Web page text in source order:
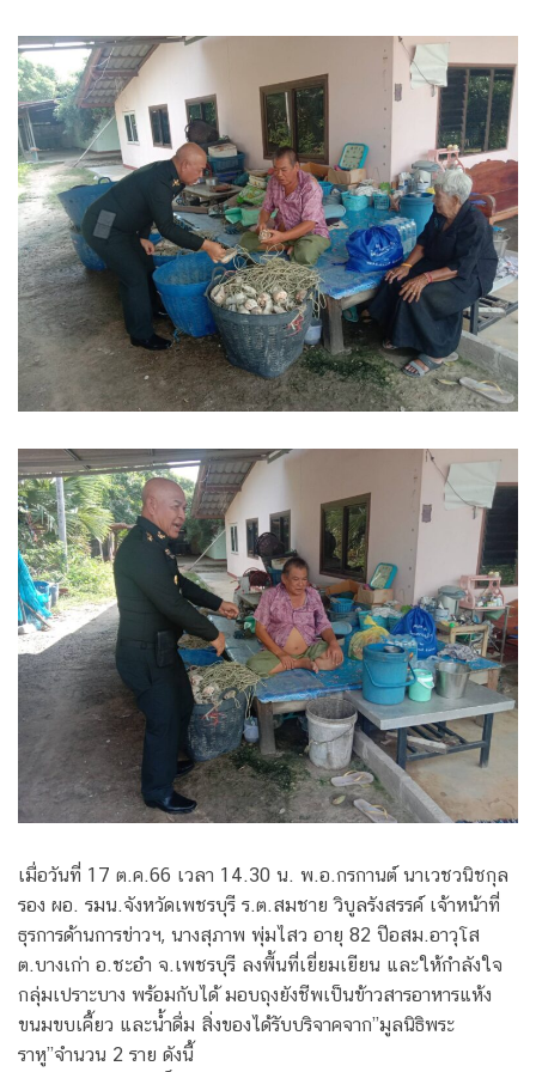
เมื่อวันที่ 17 ต.ค.66 เวลา 14.30 น. พ.อ.กรกานต์ นาเวชวนิชกุล
รอง ผอ. รมน.จังหวัดเพชรบุรี ร.ต.สมชาย วิบูลรังสรรค์ เจ้าหน้าที่
ธุรการด้านการข่าวฯ, นางสุภาพ พุ่มไสว อายุ 82 ปีอสม.อาวุโส
ต.บางเก่า อ.ชะอำ จ.เพชรบุรี ลงพื้นที่เยี่ยมเยียน และให้กำลังใจ
กลุ่มเปราะบาง พร้อมกับได้ มอบถุงยังชีพเป็นข้าวสารอาหารแห้ง
ขนมขบเคี้ยว และน้ำดื่ม สิ่งของได้รับบริจาคจาก”มูลนิธิพระ
ราหู”จำนวน 2 ราย ดังนี้